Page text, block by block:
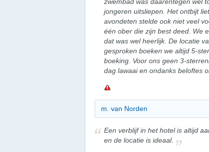
jongeren uitsliepen. Het ontbijt
avondeten stelde ook niet veel
één ober die zijn best deed. We
dat was wel heerlijk. De locatie
gesproken boeken we altijd 5-
boeking. Voor ons geen 3-
dag lawaai en ondanks beloftes
m. van Norden
Een verblijf in het hotel is altijd
en de locatie is ideaal.